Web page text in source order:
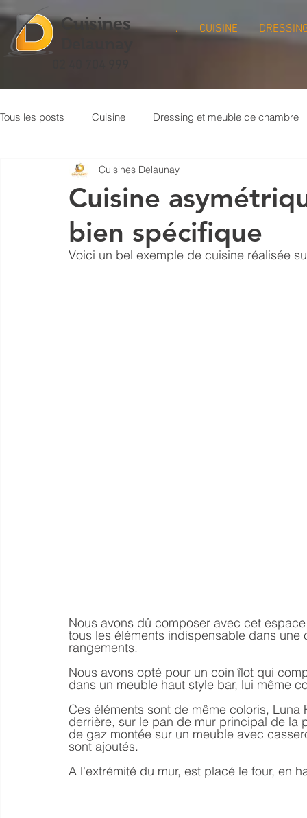
. CUISINE
Cuisines
Tous les posts Cuisine Dressing et meuble de chambre
Meuble bibliothèque Buanderie
Cuisine
bien spécifique
Cuisines Delaunay
Voici un bel exemple de cuisine réalisée
Nous avons dû composer avec cet
tous les éléments indispensable dans
rangements.
Nous avons opté pour un coin îlot qui
dans un meuble haut style bar, lui même
Ces éléments sont de même coloris,
derrière, sur le pan de mur principal de
de gaz montée sur un meuble avec
sont ajoutés.
A l'extrémité du mur, est placé le four, en